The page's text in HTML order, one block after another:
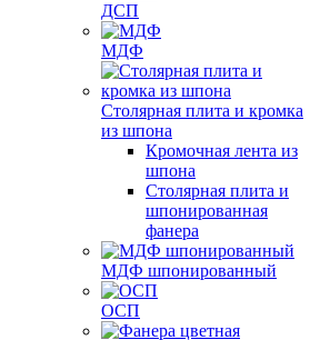
ДСП
МДФ
Столярная плита и кромка
из шпона
Кромочная лента из
шпона
Столярная плита и
шпонированная
фанера
МДФ шпонированный
ОСП